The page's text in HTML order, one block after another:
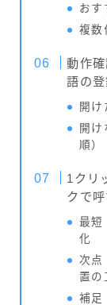
おす
複数
動作
語の
開け
開け
順）
1クリ
クで
最短
化
次点
置の
補足